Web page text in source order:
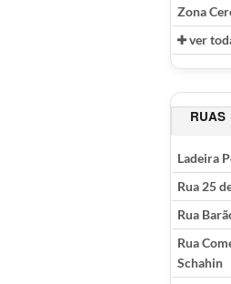
Zona
ver
RUAS
Ladeira
Rua 25
Rua
Rua
Schahin